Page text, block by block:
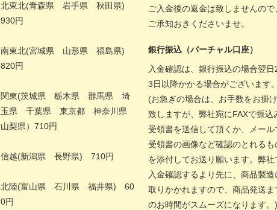
北東北(青森県 岩手県 秋田県)
930円
南東北(宮城県 山形県 福島県)
820円
関東(茨城県 栃木県 群馬県 埼
玉県 千葉県 東京都 神奈川県
山梨県）710円
信越(新潟県 長野県) 710円
北陸(富山県 石川県 福井県) 60
0円
ご入金後の返金は致しませんので
ご承知おきくださいませ。
銀行振込（バーチャル口座）
入金確認は、銀行振込の場合翌日
3日以降かかる場合がございます
(お急ぎの場合は、お手数をお掛け
致しますが、弊社宛にFAXで振込
受領書を送信して頂くか、メール
受領書の画像など確認のとれるも
を添付してお送り願います。弊社
入金確認するより先に、商品製造
取りかかれますので、商品発送ま
のお時間がスムーズになります。)